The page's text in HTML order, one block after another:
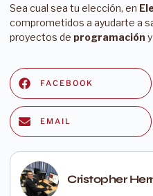
Sea cual sea tu elección, en
comprometidos a ayudarte a
proyectos de programación
FACEBOOK
EMAIL
Cristopher